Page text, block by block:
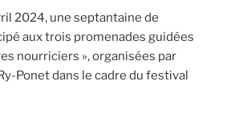
2024, une septantaine de
aux trois promenades guidées
nourriciers », organisées par
Ponet dans le cadre du festival